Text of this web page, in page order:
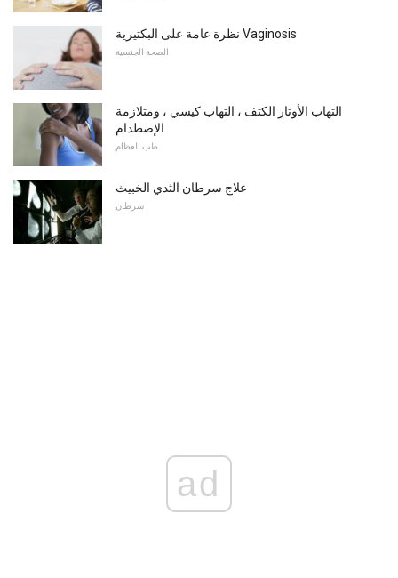
نظرة عامة على البكتيرية Vaginosis
الصحة الجنسية
التهاب الأوتار الكتف ، التهاب كيسي ، ومتلازمة
الإصطدام
طب العظام
علاج سرطان الثدي الخبيث
سرطان
ad